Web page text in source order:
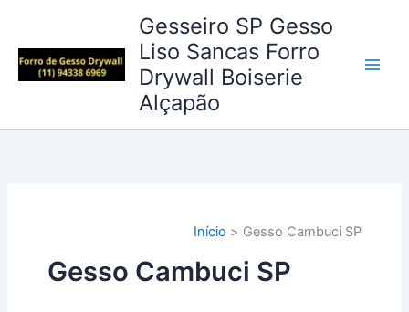
conteúdo
Gesseiro SP Gesso
Liso Sancas Forro
Drywall Boiserie
Alçapão
Início Gesso Cambuci SP
Gesso Cambuci SP